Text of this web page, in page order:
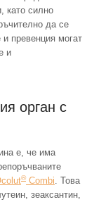
като силно
да се
превенция могат
и
орган с
е, че има
®Combi . Това
зеаксантин,